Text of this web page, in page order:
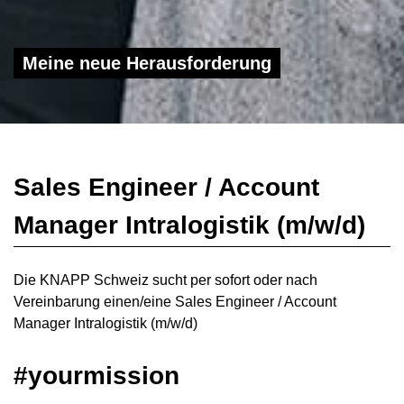
Meine neue Herausforderung
Sales Engineer / Account
Manager Intralogistik (m/w/d)
Die KNAPP Schweiz sucht per sofort oder nach
Vereinbarung einen/eine Sales Engineer / Account
Manager Intralogistik (m/w/d)
#yourmission